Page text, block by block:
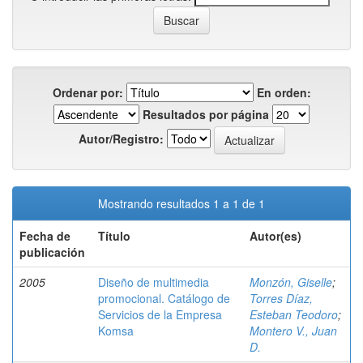
Ordenar por:
En orden:
Resultados por página
Autor/Registro:
Mostrando resultados 1 a 1 de 1
Fecha de
publicación
Título Autor(es)
2005
Diseño de multimedia
promocional. Catálogo de
Servicios de la Empresa
Komsa
Monzón, Giselle;
Torres Díaz,
Esteban Teodoro;
Montero V., Juan
D.